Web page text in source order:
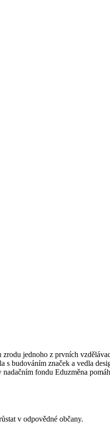
jednoho z prvních
s budováním značek a vedla
fondu Eduzměna
v odpovědné občany.